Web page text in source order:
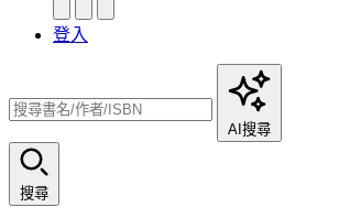
登入
AI搜尋
搜尋